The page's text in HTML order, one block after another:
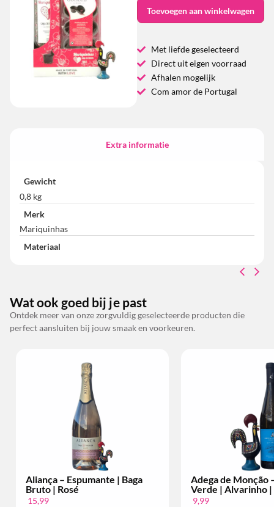
Toevoegen aan winkelwagen
Met liefde geselecteerd
Direct uit eigen voorraad
Afhalen mogelijk
Com amor de Portugal
Extra informatie
Gewicht
0,8 kg
Merk
Mariquinhas
Materiaal
Wat ook goed bij je past
Ontdek meer van onze zorgvuldig geselecteerde producten die
perfect aansluiten bij jouw smaak en voorkeuren.
Adega de Monção – Vinho
Verde | Alvarinho | Per Fles
9,99
Bacalhôa –
Setúbal | 10
34,99